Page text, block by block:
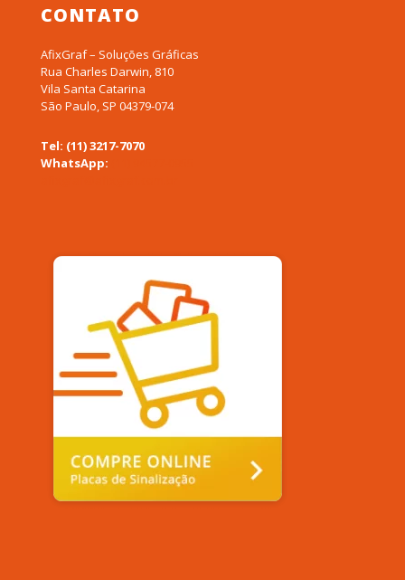
CONTATO
AfixGraf – Soluções Gráficas
Rua Charles Darwin, 810
Vila Santa Catarina
São Paulo, SP 04379-074
Tel: (11) 3217-7070
WhatsApp: